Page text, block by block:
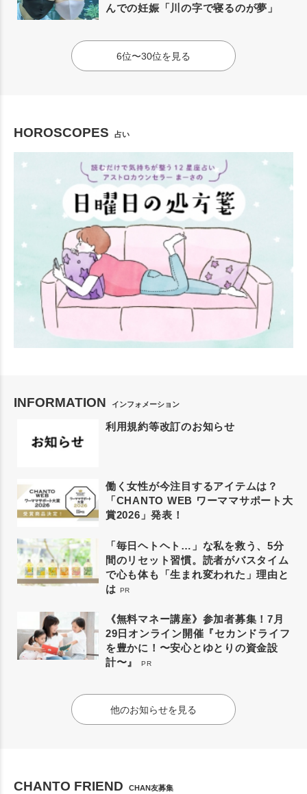
んでの妊娠「川の字で寝るのが夢」
6位〜30位を見る
HOROSCOPES 占い
INFORMATION インフォメーション
利用規約等改訂のお知らせ
働く女性が今注目するアイテムは？
「CHANTO WEB ワーママサポート大
賞2026」発表！
「毎日ヘトヘト…」な私を救う、5分
間のリセット習慣。読者がバスタイム
で心も体も「生まれ変われた」理由と
は PR
《無料マネー講座》参加者募集！7月
29日オンライン開催『セカンドライフ
を豊かに！〜安心とゆとりの資金設
計〜』
PR
他のお知らせを見る
CHANTO FRIEND CHAN友募集